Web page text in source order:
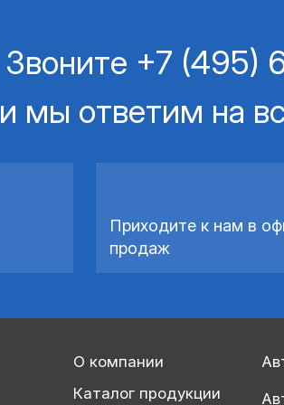
Звоните +7 (495)
и мы ответим на
Приходите к нам в
продаж
О компании
Каталог продукции